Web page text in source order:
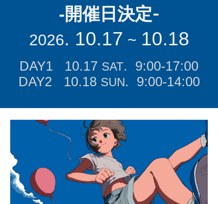
‐開催日決定-
2026. 10.17 ~ 10.18
DAY1 10.17 SAT. 9:00-17:00
DAY2 10.18 SUN. 9:00-14:00